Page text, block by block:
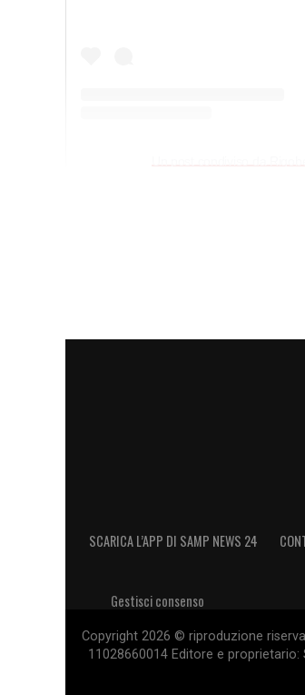
eternamente grato alla
soprattutto in quelli brutti.
difficile ma so che ancora
LA PLAYLIST DELLE
SCARICA L’APP DI SAMP NEWS 24
Gestisci consenso
Copyright 2026 © riproduzione
11028660014 Editore e